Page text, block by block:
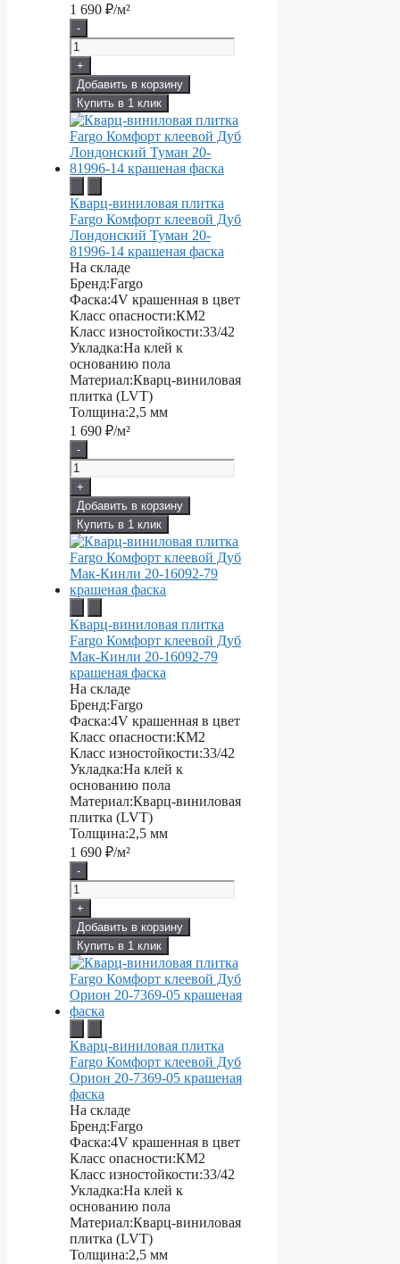
1 690 ₽/м²
-
+
Добавить в корзину
Купить в 1 клик
Кварц-виниловая плитка
Fargo Комфорт клеевой Дуб
Лондонский Туман 20-
81996-14 крашеная фаска
На складе
Бренд:Fargo
Фаска:4V крашенная в цвет
Класс опасности:КМ2
Класс изностойкости:33/42
Укладка:На клей к
основанию пола
Материал:Кварц-виниловая
плитка (LVT)
Толщина:2,5 мм
1 690 ₽/м²
-
+
Добавить в корзину
Купить в 1 клик
Кварц-виниловая плитка
Fargo Комфорт клеевой Дуб
Мак-Кинли 20-16092-79
крашеная фаска
На складе
Бренд:Fargo
Фаска:4V крашенная в цвет
Класс опасности:КМ2
Класс изностойкости:33/42
Укладка:На клей к
основанию пола
Материал:Кварц-виниловая
плитка (LVT)
Толщина:2,5 мм
1 690 ₽/м²
-
+
Добавить в корзину
Купить в 1 клик
Кварц-виниловая плитка
Fargo Комфорт клеевой Дуб
Орион 20-7369-05 крашеная
фаска
На складе
Бренд:Fargo
Фаска:4V крашенная в цвет
Класс опасности:КМ2
Класс изностойкости:33/42
Укладка:На клей к
основанию пола
Материал:Кварц-виниловая
плитка (LVT)
Толщина:2,5 мм